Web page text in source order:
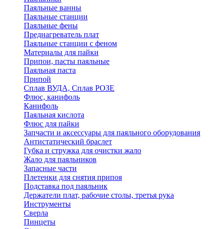
Паяльные ванны
Паяльные станции
Паяльные фены
Преднагреватель плат
Паяльные станции с феном
Материалы для пайки
Припои, пасты паяльные
Паяльная паста
Припой
Сплав ВУДА, Сплав РОЗЕ
Флюс, канифоль
Канифоль
Паяльная кислота
Флюс для пайки
Запчасти и аксессуары для паяльного оборудования
Антистатический браслет
Губка и стружка для очистки жало
Жало для паяльников
Запасные части
Плетенки для снятия припоя
Подставка под паяльник
Держатели плат, рабочие столы, третья рука
Инструменты
Сверла
Пинцеты